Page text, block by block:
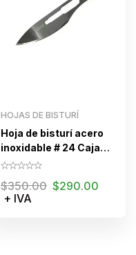
HOJAS DE BISTURÍ
Hoja de bisturí acero
inoxidable # 24 Caja
C/100 piezas
$350.00 $290.00
+ IVA